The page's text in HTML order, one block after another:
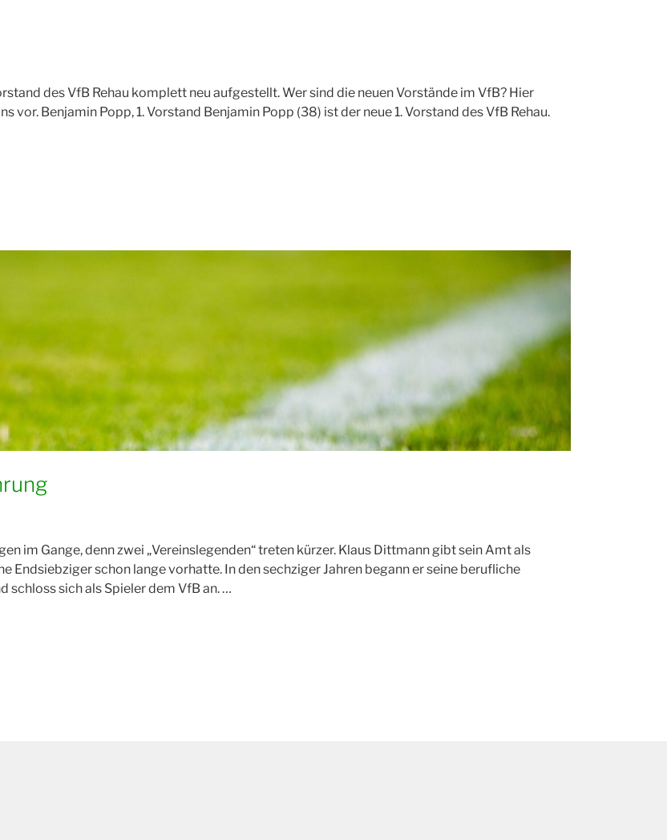
des VfB Rehau komplett neu aufgestellt. Wer sind die neuen Vorstände im VfB? Hier
vor. Benjamin Popp, 1. Vorstand Benjamin Popp (38) ist der neue 1. Vorstand des VfB Rehau.
im Gange, denn zwei „Vereinslegenden“ treten kürzer. Klaus Dittmann gibt sein Amt als
Endsiebziger schon lange vorhatte. In den sechziger Jahren begann er seine berufliche
schloss sich als Spieler dem VfB an. …